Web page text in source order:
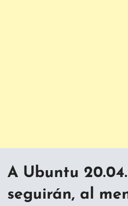
A Ubuntu
seguirán, al